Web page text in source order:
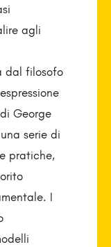
agli
dal filosofo
George
serie di
pratiche,
I